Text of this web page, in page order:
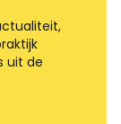
uit de